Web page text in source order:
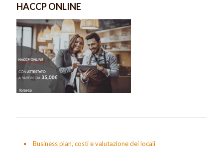
HACCP ONLINE
Business plan, costi e valutazione dei locali